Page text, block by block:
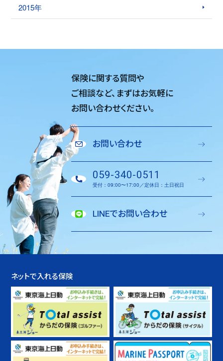
2015年
保険に関する質問や
ご相談など、 まずはお気軽に
お問い合わせください。
お問い合わせ
059-340-0511
受付：09:00〜17:00／定休日：土日祝日
LINEでお問い合わせ
ネットで入れる保険